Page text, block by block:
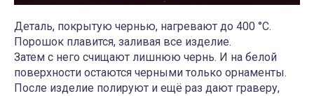
Деталь, покрытую чернью, нагревают до 400 °C.
Порошок плавится, заливая все изделие.
Затем с него счищают лишнюю чернь. И на белой
поверхности остаются черными только орнаменты.
После изделие полируют и ещё раз дают граверу,